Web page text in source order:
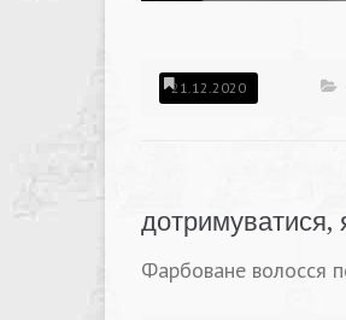
21.12.2020
Фарбоване волосся